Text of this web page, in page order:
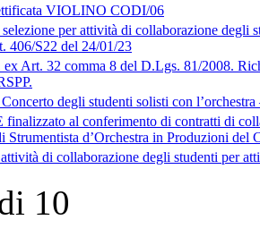
VIOLINO CODI/06
per attività di collaborazione degli
406/S22 del 24/01/23
ex Art. 32 comma 8 del D.Lgs. 81/2008.
degli studenti solisti con
al conferimento di contratti di
d’Orchestra in Produzioni del
attività di collaborazione degli studenti
10